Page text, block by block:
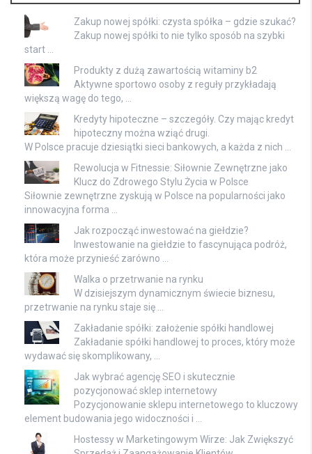
Zakup nowej spółki: czysta spółka – gdzie szukać?
Zakup nowej spółki to nie tylko sposób na szybki
start …
Produkty z dużą zawartością witaminy b2
Aktywne sportowo osoby z reguły przykładają
większą wagę do tego, …
Kredyty hipoteczne – szczegóły. Czy mając kredyt
hipoteczny można wziąć drugi.
W Polsce pracuje dziesiątki sieci bankowych, a każda z nich …
Rewolucja w Fitnessie: Siłownie Zewnętrzne jako
Klucz do Zdrowego Stylu Życia w Polsce
Siłownie zewnętrzne zyskują w Polsce na popularności jako
innowacyjna forma …
Jak rozpocząć inwestować na giełdzie?
Inwestowanie na giełdzie to fascynująca podróż,
która może przynieść zarówno …
Walka o przetrwanie na rynku
W dzisiejszym dynamicznym świecie biznesu,
przetrwanie na rynku staje się …
Zakładanie spółki: założenie spółki handlowej
Zakładanie spółki handlowej to proces, który może
wydawać się skomplikowany, …
Jak wybrać agencję SEO i skutecznie
pozycjonować sklep internetowy
Pozycjonowanie sklepu internetowego to kluczowy
element budowania jego widoczności i …
Hostessy w Marketingowym Wirze: Jak Zwiększyć